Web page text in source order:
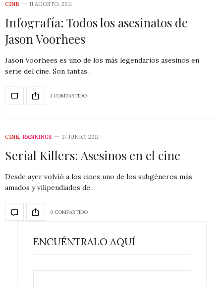
CINE 11 AGOSTO, 2011
Infografía: Todos los asesinatos de
Jason Voorhees
Jason Voorhees es uno de los más legendarios asesinos en
serie del cine. Son tantas…
1 COMPARTIDO
CINE, RANKINGS 17 JUNIO, 2011
Serial Killers: Asesinos en el cine
Desde ayer volvió a los cines uno de los subgéneros más
amados y vilipendiados de…
0 COMPARTIDO
ENCUÉNTRALO AQUÍ